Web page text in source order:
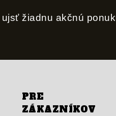
žiadnu akčnú
PRE
ZÁKAZNÍKOV